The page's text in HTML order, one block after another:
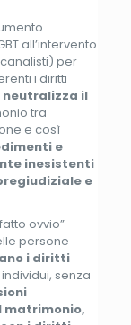
all’intervento
per
i diritti
neutralizza il
tra
e così
e
inesistenti
e
ovvio”
persone
i diritti
senza
matrimonio,